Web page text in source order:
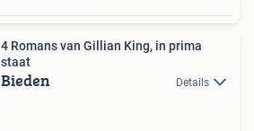
4 Romans van Gillian King, in prima
staat
Bieden Details